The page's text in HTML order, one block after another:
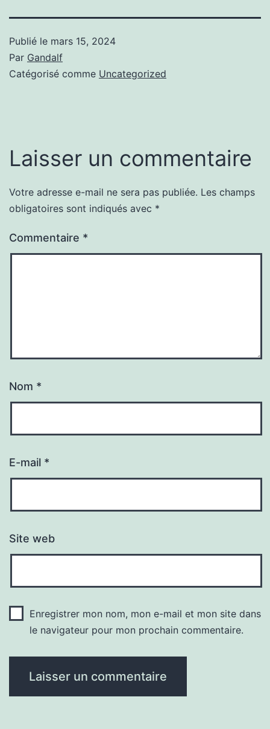
Publié le mars 15, 2024
Par Gandalf
Catégorisé comme Uncategorized
Laisser un commentaire
Votre adresse e-mail ne sera pas publiée. Les champs
obligatoires sont indiqués avec *
Commentaire *
Nom *
E-mail *
Site web
Enregistrer mon nom, mon e-mail et mon site dans
le navigateur pour mon prochain commentaire.